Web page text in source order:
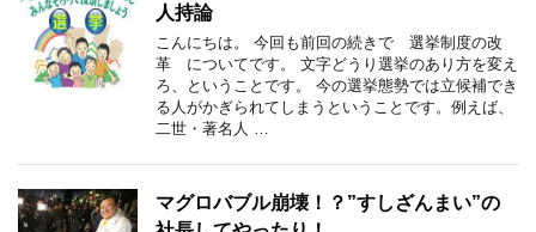
人持論
こんにちは。 今回も前回の続きで 選挙制度の改
革 についてです。 文字どうり選挙のあり方を変え
ろ、ということです。 今の選挙態勢では立候補でき
る人がかぎられてしまうということです。例えば、
二世・著名人 …
マグロバブル崩壊！？”すしざんまい”の